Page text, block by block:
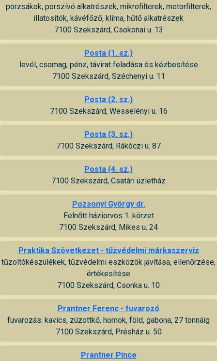
porzsákok, porszívó alkatrészek, mikrofilterek, motorfilterek,
illatosítók, kávéfőző, klíma, hűtő alkatrészek
7100 Szekszárd, Csokonai u. 13
Posta (1. sz.)
levél, csomag, pénz, távirat feladása és kézbesítése
7100 Szekszárd, Széchenyi u. 11
Posta (2. sz.)
7100 Szekszárd, Wesselényi u. 16
Posta (3. sz.)
7100 Szekszárd, Rákóczi u. 87
Posta (4. sz.)
7100 Szekszárd, Csatári üzletház
Pozsonyi György dr.
Felnőtt háziorvos 1. körzet
7100 Szekszárd, Mikes u. 24
Praktika Szövetkezet - tűzvédelmi márkaszerviz
tűzoltókészülékek, tűzvédelmi eszközök javítása, ellenőrzése,
értékesítése
7100 Szekszárd, Csonka u. 10
Prantner Ferenc - fuvarozó
fuvarozás: kavics, zúzottkő, homok, föld, gabona, 27 tonnáig
7100 Szekszárd, Présház u. 50
Prantner Pince